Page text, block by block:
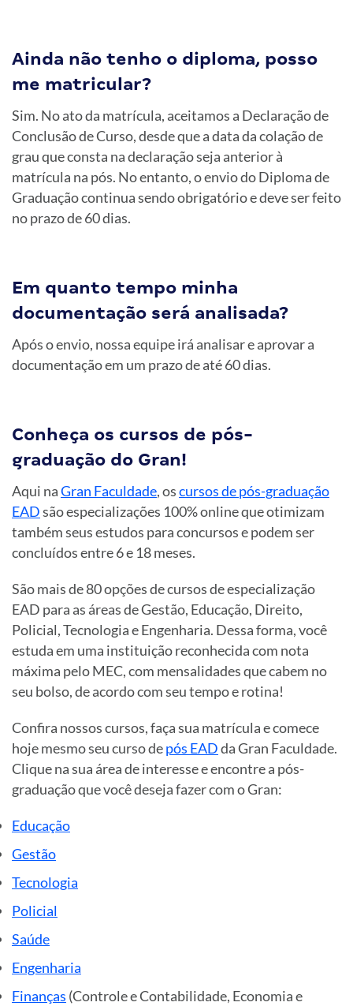
Ainda não tenho o diploma, posso
me matricular?
Sim. No ato da matrícula, aceitamos a Declaração de
Conclusão de Curso, desde que a data da colação de
grau que consta na declaração seja anterior à
matrícula na pós. No entanto, o envio do Diploma de
Graduação continua sendo obrigatório e deve ser feito
no prazo de 60 dias.
Em quanto tempo minha
documentação será analisada?
Após o envio, nossa equipe irá analisar e aprovar a
documentação em um prazo de até 60 dias.
Conheça os cursos de pós-
graduação do Gran!
Aqui naGran Faculdade, oscursos de pós-graduação
EADsão especializações 100% online que otimizam
também seus estudos para concursos e podem ser
concluídos entre 6 e 18 meses.
São mais de 80 opções de cursos de especialização
EAD para as áreas de Gestão, Educação, Direito,
Policial, Tecnologia e Engenharia. Dessa forma, você
estuda em uma instituição reconhecida com nota
máxima pelo MEC, com mensalidades que cabem no
seu bolso, de acordo com seu tempo e rotina!
Confira nossos cursos, faça sua matrícula e comece
hoje mesmo seu curso depós EADda Gran Faculdade.
Clique na sua área de interesse e encontre a pós-
graduação que você deseja fazer com o Gran:
Educação
Gestão
Tecnologia
Policial
Saúde
Engenharia
Finanças (Controle e Contabilidade, Economia e